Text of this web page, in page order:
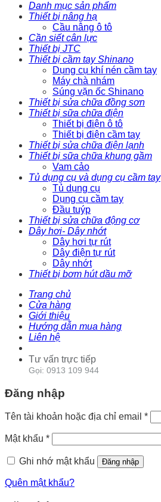
Danh mục sản phẩm
Thiết bị nâng hạ
Cầu nâng ô tô
Cần siết cân lực
Thiết bị JTC
Thiết bị cầm tay Shinano
Dụng cụ khí nén cầm tay
Máy chà nhám
Súng vặn ốc Shinano
Thiết bị sửa chữa đồng sơn
Thiết bị sữa chữa điện
Thiết bị điện ô tô
Thiết bị điện cầm tay
Thiết bị sửa chữa điện lạnh
Thiết bị sữa chữa khung gầm
Vam cảo
Tủ dụng cụ và dụng cụ cầm tay
Tủ dụng cụ
Dụng cụ cầm tay
Đầu tuýp
Thiết bị sửa chữa động cơ
Dây hơi- Dây nhớt
Dây hơi tự rút
Dây điện tự rút
Dây nhớt
Thiết bị bơm hút dầu mỡ
Trang chủ
Cửa hàng
Giới thiệu
Hướng dẫn mua hàng
Liên hệ
Tư vấn trực tiếp
Gọi: 0913 109 944
Đăng nhập
Tên tài khoản hoặc địa chỉ email *
Mật khẩu *
Ghi nhớ mật khẩu Đăng nhập
Quên mật khẩu?